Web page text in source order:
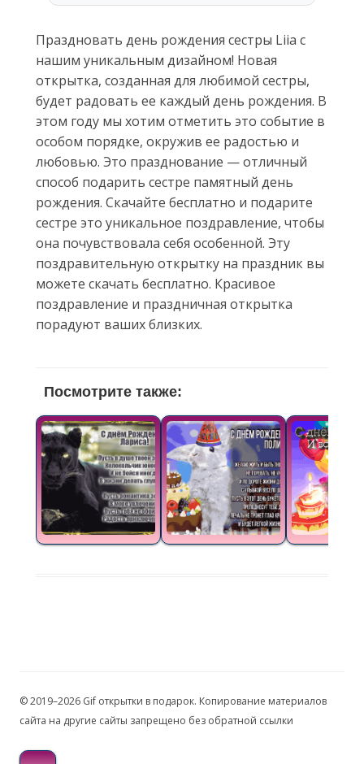
Праздновать день рождения сестры Liia с
нашим уникальным дизайном! Новая
открытка, созданная для любимой сестры,
будет радовать ее каждый день рождения. В
этом году мы хотим отметить это событие в
особом порядке, окружив ее радостью и
любовью. Это празднование — отличный
способ подарить сестре памятный день
рождения. Скачайте бесплатно и подарите
сестре это уникальное поздравление, чтобы
она почувствовала себя особенной. Эту
поздравительную открытку на праздник вы
можете скачать бесплатно. Красивое
поздравление и праздничная открытка
порадуют ваших близких.
Посмотрите также:
© 2019–2026 Gif открытки в подарок. Копирование материалов
сайта на другие сайты запрещено без обратной ссылки